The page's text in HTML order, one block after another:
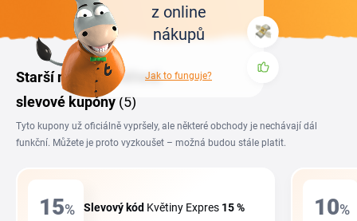
z online
nákupů
Jak to funguje?
Starší nebo neověřené
slevové kupóny (5)
Tyto kupony už oficiálně vypršely, ale některé obchody je nechávají dál
funkční. Můžete je proto vyzkoušet – možná budou stále platit.
15% Slevový kód Květiny Expres 15 % 10%